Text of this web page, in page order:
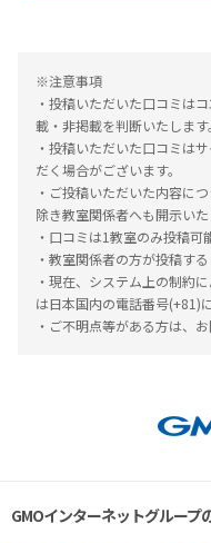
※注意事項
・投稿いただいた口コミは
載・非掲載を判断いたします。
・投稿いただいた口コミは
だく場合がございます。
・ご投稿いただいた内容に
除き教室関係者へも開示いた
・口コミは1教室のみ投稿可
・教室関係者の方が投稿す
・現在、システム上の制約
は日本国内の電話番号(+81)
・ご不明点等がある方は、
GMOインターネットグループ